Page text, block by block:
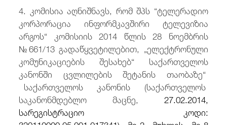
4. კომისია აღნიშნავს, რომ შპს “ტელერადიო
კორპორაცია ინფორმკავშირი ტელევიზია
არგოს“ კომისიის 2014 წლის 28 ნოემბრის
№661/13 გადაწყვეტილებით, „ელექტრონული
კომუნიკაციების შესახებ“ საქართველოს
კანონში ცვლილების შეტანის თაობაზე“
საქართველოს კანონის (საქართველოს
საკანონმდებლო მაცნე, 27.02.2014,
სარეგისტრაციო კოდი: